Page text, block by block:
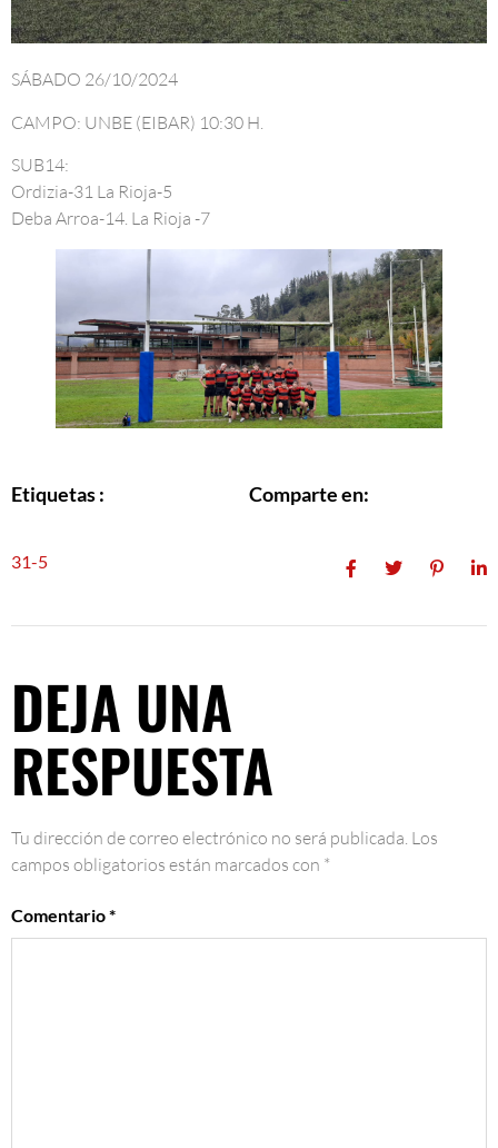
SÁBADO 26/10/2024
CAMPO: UNBE (EIBAR) 10:30 H.
SUB14:
Ordizia-31 La Rioja-5
Deba Arroa-14. La Rioja -7
Etiquetas :
31-5
Comparte en:
DEJA UNA
RESPUESTA
Tu dirección de correo electrónico no será publicada. Los
campos obligatorios están marcados con *
Comentario*